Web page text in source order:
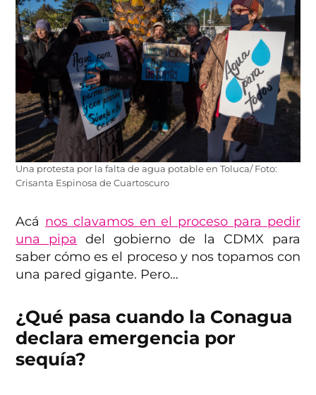
Una protesta por la falta de agua potable en Toluca/ Foto:
Crisanta Espinosa de Cuartoscuro
Acá nos clavamos en el proceso para pedir
una pipa
del gobierno de la CDMX para
saber cómo es el proceso y nos topamos con
una pared gigante. Pero…
¿Qué pasa cuando la Conagua
declara emergencia por
sequía?